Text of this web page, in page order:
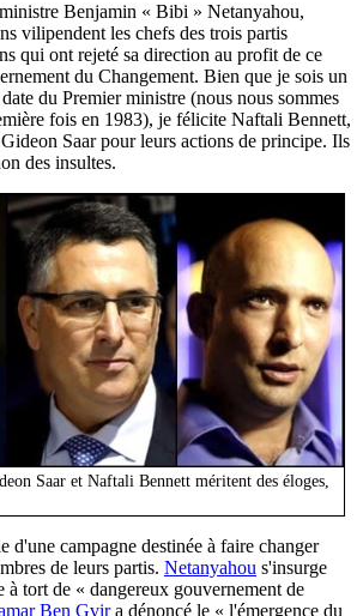
Benjamin « Bibi » Netanyahou,
vilipendent les chefs des trois partis
qui ont rejeté sa direction au profit de ce
du Changement. Bien que je sois un
du Premier ministre (nous nous sommes
fois en 1983), je félicite Naftali Bennett,
Saar pour leurs actions de principe. Ils
des insultes.
Saar et Naftali Bennett méritent des éloges,
d'une campagne destinée à faire changer
de leurs partis. Netanyahou s'insurge
tort de « dangereux gouvernement de
Ben Gvira dénoncé le « l'émergence du